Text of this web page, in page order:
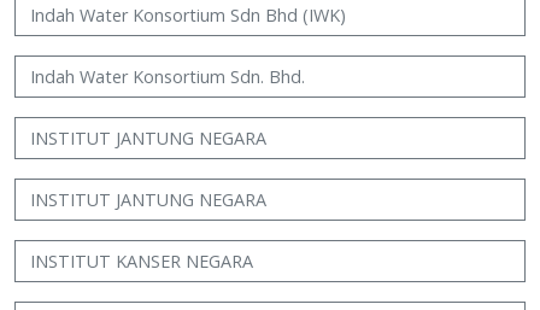
Indah Water Konsortium Sdn Bhd (IWK)
Indah Water Konsortium Sdn. Bhd.
INSTITUT JANTUNG NEGARA
INSTITUT JANTUNG NEGARA
INSTITUT KANSER NEGARA